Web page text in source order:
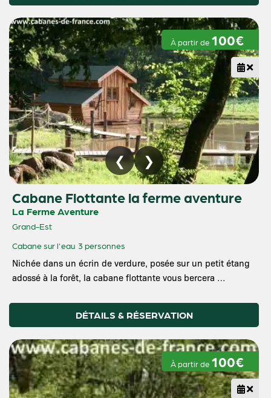
À partir de 100€
Cabane Flottante la ferme aventure
La Ferme Aventure
Grand-Est
Cabane sur l'eau 3 personnes
Nichée dans un écrin de verdure, posée sur un petit étang
adossé à la forêt, la cabane flottante vous bercera …
DÉTAILS & RÉSERVATION
À partir de 100€